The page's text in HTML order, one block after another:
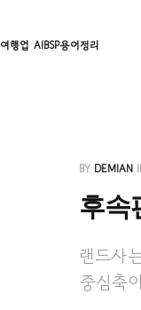
여행업 AIBSP용어정리
BY DEMIAN
후속
랜드사
중심축